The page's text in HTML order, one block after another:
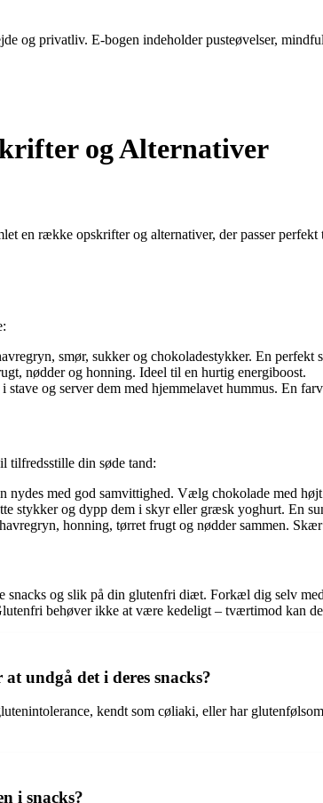
og privatliv. E-bogen indeholder pusteøvelser,
og Alternativer
en række opskrifter og alternativer, der passer
smør, sukker og chokoladestykker. En perfekt
nødder og honning. Ideel til en hurtig energiboost.
og server dem med hjemmelavet hummus. En
tilfredsstille din søde tand:
med god samvittighed. Vælg chokolade med
stykker og dypp dem i skyr eller græsk yoghurt. En
honning, tørret frugt og nødder sammen.
og slik på din glutenfri diæt. Forkæl dig selv
behøver ikke at være kedeligt – tværtimod kan
undgå det i deres snacks?
kendt som cøliaki, eller har
i snacks?